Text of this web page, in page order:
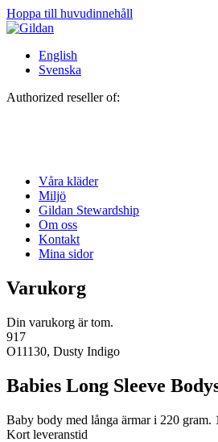
Hoppa till huvudinnehåll
English
Svenska
Authorized reseller of:
Våra kläder
Miljö
Gildan Stewardship
Om oss
Kontakt
Mina sidor
Varukorg
Din varukorg är tom.
917
O11130, Dusty Indigo
Babies Long Sleeve
Baby body med långa ärmar i 220
Kort leveranstid